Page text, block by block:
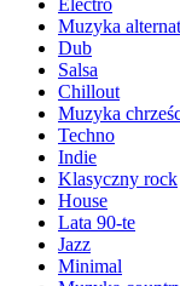
Electro
Muzyka
Dub
Salsa
Chillout
Muzyka
Techno
Indie
Klasyczny rock
House
Lata 90-te
Jazz
Minimal